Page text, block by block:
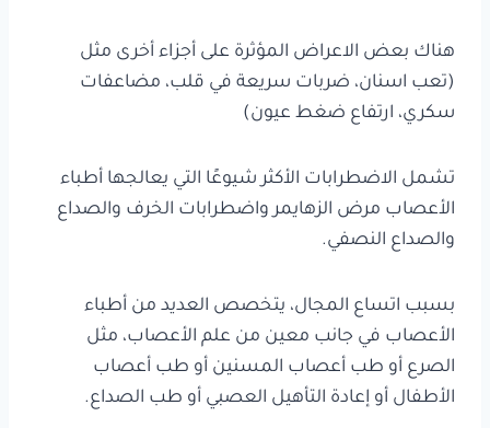
هناك بعض الاعراض المؤثرة على أجزاء أخرى مثل
(تعب اسنان، ضربات سريعة في قلب، مضاعفات
سكري، ارتفاع ضغط عيون)
تشمل الاضطرابات الأكثر شيوعًا التي يعالجها أطباء
الأعصاب مرض الزهايمر واضطرابات الخرف والصداع
والصداع النصفي.
بسبب اتساع المجال، يتخصص العديد من أطباء
الأعصاب في جانب معين من علم الأعصاب، مثل
الصرع أو طب أعصاب المسنين أو طب أعصاب
الأطفال أو إعادة التأهيل العصبي أو طب الصداع.